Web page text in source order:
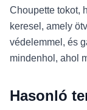
Choupette tokot,
keresel, amely
védelemmel, és
mindenhol, ahol
Hasonló